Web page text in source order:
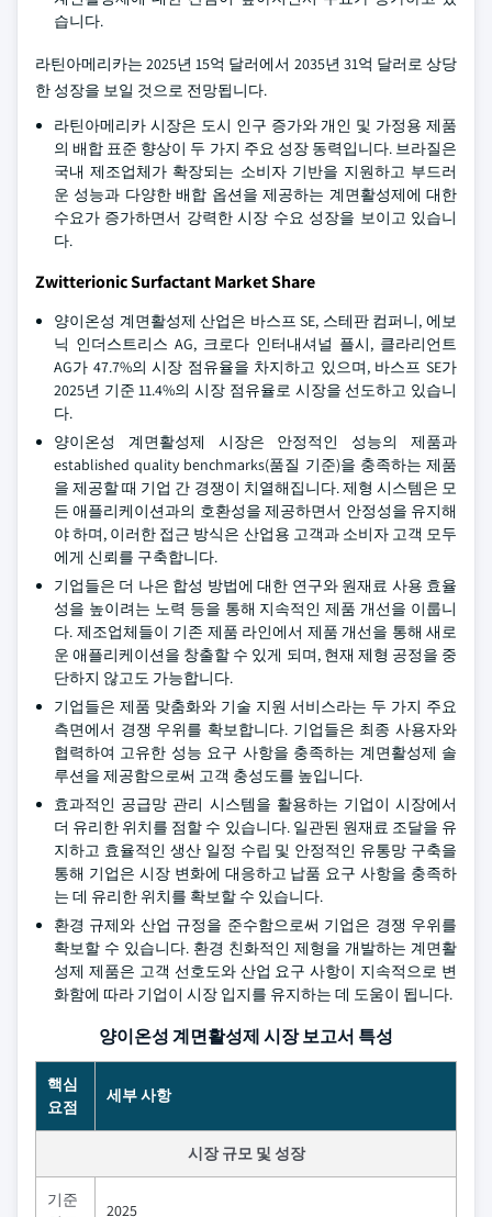
습니다.
라틴아메리카는 2025년 15억 달러에서 2035년 31억 달러로 상당
한 성장을 보일 것으로 전망됩니다.
라틴아메리카 시장은 도시 인구 증가와 개인 및 가정용 제품
의 배합 표준 향상이 두 가지 주요 성장 동력입니다. 브라질은
국내 제조업체가 확장되는 소비자 기반을 지원하고 부드러
운 성능과 다양한 배합 옵션을 제공하는 계면활성제에 대한
수요가 증가하면서 강력한 시장 수요 성장을 보이고 있습니
다.
Zwitterionic Surfactant Market Share
양이온성 계면활성제 산업은 바스프 SE, 스테판 컴퍼니, 에보
닉 인더스트리스 AG, 크로다 인터내셔널 플시, 클라리언트
AG가 47.7%의 시장 점유율을 차지하고 있으며, 바스프 SE가
2025년 기준 11.4%의 시장 점유율로 시장을 선도하고 있습니
다.
양이온성 계면활성제 시장은 안정적인 성능의 제품과
established quality benchmarks(품질 기준)을 충족하는 제품
을 제공할 때 기업 간 경쟁이 치열해집니다. 제형 시스템은 모
든 애플리케이션과의 호환성을 제공하면서 안정성을 유지해
야 하며, 이러한 접근 방식은 산업용 고객과 소비자 고객 모두
에게 신뢰를 구축합니다.
기업들은 더 나은 합성 방법에 대한 연구와 원재료 사용 효율
성을 높이려는 노력 등을 통해 지속적인 제품 개선을 이룹니
다. 제조업체들이 기존 제품 라인에서 제품 개선을 통해 새로
운 애플리케이션을 창출할 수 있게 되며, 현재 제형 공정을 중
단하지 않고도 가능합니다.
기업들은 제품 맞춤화와 기술 지원 서비스라는 두 가지 주요
측면에서 경쟁 우위를 확보합니다. 기업들은 최종 사용자와
협력하여 고유한 성능 요구 사항을 충족하는 계면활성제 솔
루션을 제공함으로써 고객 충성도를 높입니다.
효과적인 공급망 관리 시스템을 활용하는 기업이 시장에서
더 유리한 위치를 점할 수 있습니다. 일관된 원재료 조달을 유
지하고 효율적인 생산 일정 수립 및 안정적인 유통망 구축을
통해 기업은 시장 변화에 대응하고 납품 요구 사항을 충족하
는 데 유리한 위치를 확보할 수 있습니다.
환경 규제와 산업 규정을 준수함으로써 기업은 경쟁 우위를
확보할 수 있습니다. 환경 친화적인 제형을 개발하는 계면활
성제 제품은 고객 선호도와 산업 요구 사항이 지속적으로 변
화함에 따라 기업이 시장 입지를 유지하는 데 도움이 됩니다.
양이온성 계면활성제 시장 보고서 특성
핵심
요점
세부 사항
시장 규모 및 성장
기준
2025